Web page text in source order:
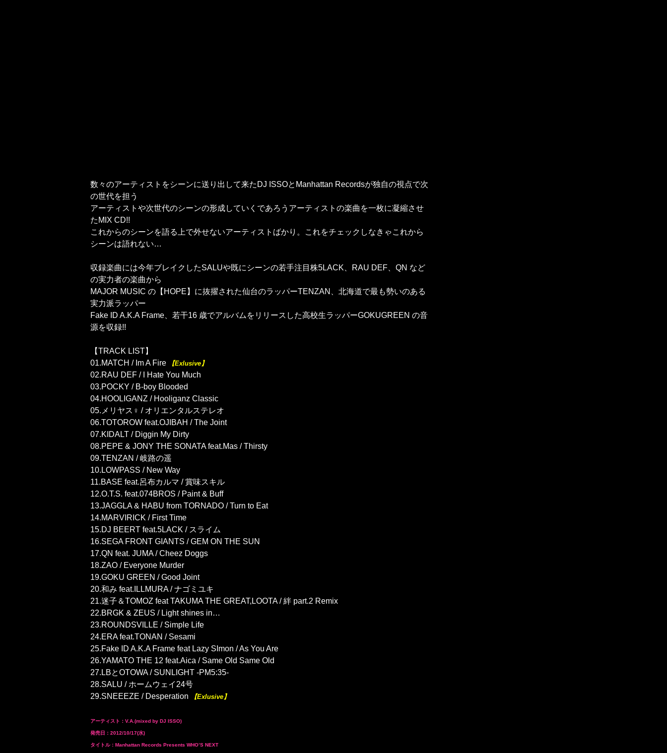
数々のアーティストをシーンに送り出して来たDJ ISSOとManhattan Recordsが独自の視点で次
の世代を担う
アーティストや次世代のシーンの形成していくであろうアーティストの楽曲を一枚に凝縮させ
たMIX CD!!
これからのシーンを語る上で外せないアーティストばかり。これをチェックしなきゃこれから
シーンは語れない…
収録楽曲には今年ブレイクしたSALUや既にシーンの若手注目株5LACK、RAU DEF、QN など
の実力者の楽曲から
MAJOR MUSIC の【HOPE】に抜擢された仙台のラッパーTENZAN、北海道で最も勢いのある
実力派ラッパー
Fake ID A.K.A Frame、若干16 歳でアルバムをリリースした高校生ラッパーGOKUGREEN の音
源を収録!!
【TRACK LIST】
01.MATCH / Im A Fire
【Exlusive】
02.RAU DEF / I Hate You Much
03.POCKY / B-boy Blooded
04.HOOLIGANZ / Hooliganz Classic
05.メリヤス♀ / オリエンタルステレオ
06.TOTOROW feat.OJIBAH / The Joint
07.KIDALT / Diggin My Dirty
08.PEPE & JONY THE SONATA feat.Mas / Thirsty
09.TENZAN / 岐路の遥
10.LOWPASS / New Way
11.BASE feat.呂布カルマ / 賞味スキル
12.O.T.S. feat.074BROS / Paint & Buff
13.JAGGLA & HABU from TORNADO / Turn to Eat
14.MARVIRICK / First Time
15.DJ BEERT feat.5LACK / スライム
16.SEGA FRONT GIANTS / GEM ON THE SUN
17.QN feat. JUMA / Cheez Doggs
18.ZAO / Everyone Murder
19.GOKU GREEN / Good Joint
20.和み feat.ILLMURA / ナゴミユキ
21.迷子＆TOMOZ feat TAKUMA THE GREAT,LOOTA / 絆 part.2 Remix
22.BRGK & ZEUS / Light shines in…
23.ROUNDSVILLE / Simple Life
24.ERA feat.TONAN / Sesami
25.Fake ID A.K.A Frame feat Lazy SImon / As You Are
26.YAMATO THE 12 feat.Aica / Same Old Same Old
27.LBとOTOWA / SUNLIGHT -PM5:35-
28.SALU / ホームウェイ24号
29.SNEEEZE / Desperation
【Exlusive】
アーティスト：V.A.(mixed by DJ ISSO)
発売日：2012/10/17(水)
タイトル：Manhattan Records Presents WHO’S NEXT